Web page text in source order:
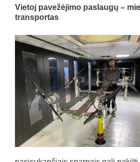
Vietoj pavežėjimo paslaugų –
transportas